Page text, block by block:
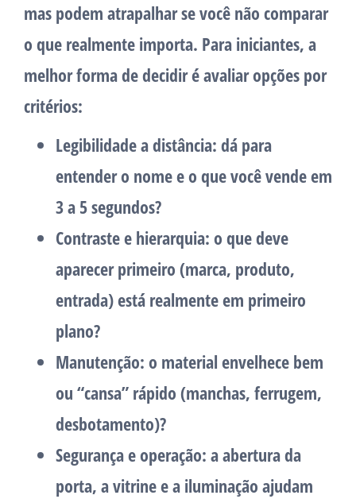
mas podem atrapalhar se você não comparar
o que realmente importa. Para iniciantes, a
melhor forma de decidir é avaliar opções por
critérios:
Legibilidade a distância: dá para
entender o nome e o que você vende em
3 a 5 segundos?
Contraste e hierarquia: o que deve
aparecer primeiro (marca, produto,
entrada) está realmente em primeiro
plano?
Manutenção: o material envelhece bem
ou “cansa” rápido (manchas, ferrugem,
desbotamento)?
Segurança e operação: a abertura da
porta, a vitrine e a iluminação ajudam